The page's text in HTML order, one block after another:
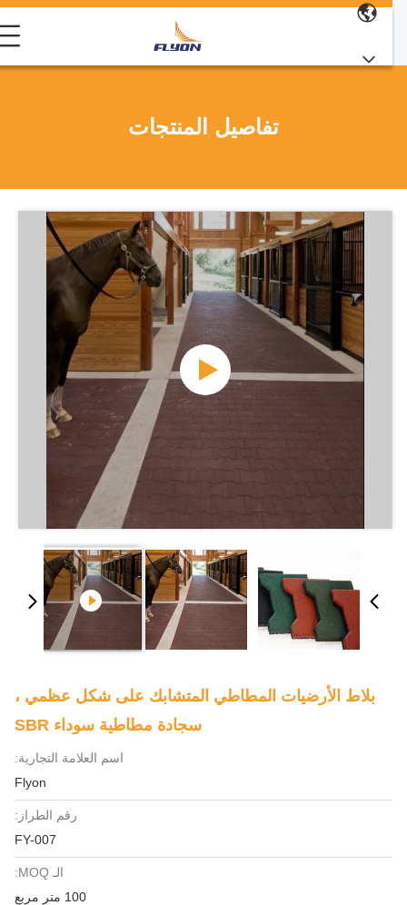
تفاصيل المنتجات
بلاط الأرضيات المطاطي المتشابك على شكل عظمي ،
سجادة مطاطية سوداء SBR
اسم العلامة التجارية:
Flyon
رقم الطراز:
FY-007
الـ MOQ:
100 متر مربع